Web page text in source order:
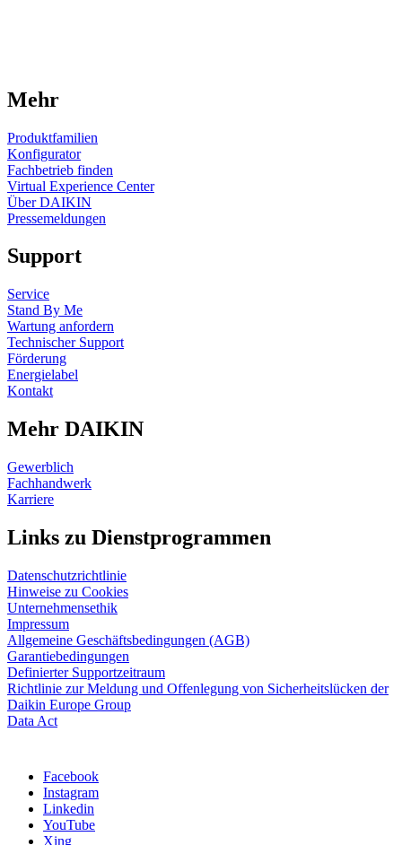
Mehr
Produktfamilien
Konfigurator
Fachbetrieb finden
Virtual Experience Center
Über DAIKIN
Pressemeldungen
Support
Service
Stand By Me
Wartung anfordern
Technischer Support
Förderung
Energielabel
Kontakt
Mehr DAIKIN
Gewerblich
Fachhandwerk
Karriere
Links zu Dienstprogrammen
Datenschutzrichtlinie
Hinweise zu Cookies
Unternehmensethik
Impressum
Allgemeine Geschäftsbedingungen (AGB)
Garantiebedingungen
Definierter Supportzeitraum
Richtlinie zur Meldung und Offenlegung von Sicherheitslücken der
Daikin Europe Group
Data Act
Facebook
Instagram
Linkedin
YouTube
Xing